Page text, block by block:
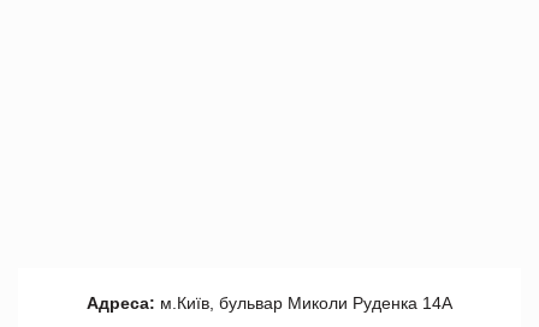
Адреса: м.Київ, бульвар Миколи Руденка 14А